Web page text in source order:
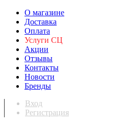
О магазине
Доставка
Оплата
Услуги СЦ
Акции
Отзывы
Контакты
Новости
Бренды
Вход
Регистрация